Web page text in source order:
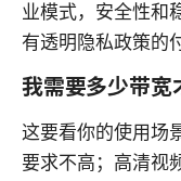
业模式，安全性和
有透明隐私政策的
我需要多少带宽
这要看你的使用场
要求不高；高清视